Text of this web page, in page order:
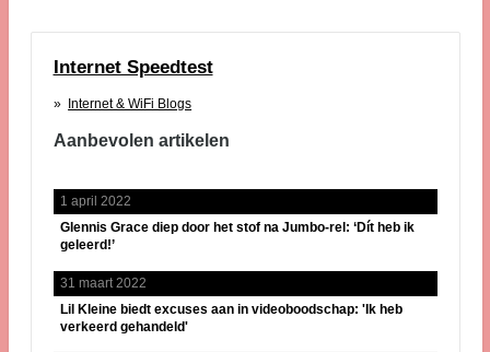
Internet Speedtest
Internet & WiFi Blogs
Aanbevolen artikelen
1 april 2022
Glennis Grace diep door het stof na Jumbo-rel: ‘Dít heb ik
geleerd!’
31 maart 2022
Lil Kleine biedt excuses aan in videoboodschap: 'Ik heb
verkeerd gehandeld'